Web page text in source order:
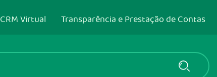
CRM Virtual Transparência e Prestação de Contas